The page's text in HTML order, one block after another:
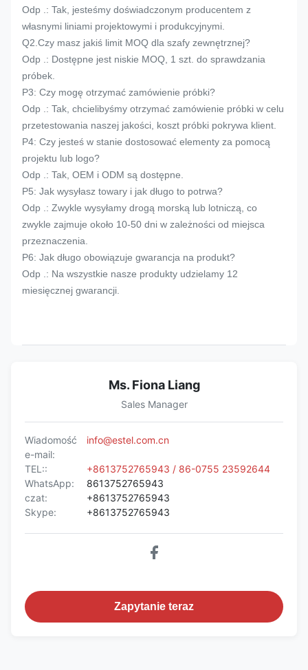
Odp .: Tak, jesteśmy doświadczonym producentem z
własnymi liniami projektowymi i produkcyjnymi.
Q2.Czy masz jakiś limit MOQ dla szafy zewnętrznej?
Odp .: Dostępne jest niskie MOQ, 1 szt. do sprawdzania
próbek.
P3: Czy mogę otrzymać zamówienie próbki?
Odp .: Tak, chcielibyśmy otrzymać zamówienie próbki w celu
przetestowania naszej jakości, koszt próbki pokrywa klient.
P4: Czy jesteś w stanie dostosować elementy za pomocą
projektu lub logo?
Odp .: Tak, OEM i ODM są dostępne.
P5: Jak wysyłasz towary i jak długo to potrwa?
Odp .: Zwykle wysyłamy drogą morską lub lotniczą, co
zwykle zajmuje około 10-50 dni w zależności od miejsca
przeznaczenia.
P6: Jak długo obowiązuje gwarancja na produkt?
Odp .: Na wszystkie nasze produkty udzielamy 12
miesięcznej gwarancji.
Ms. Fiona Liang
Sales Manager
Wiadomość
e-mail:
info@estel.com.cn
TEL::
+8613752765943 / 86-0755 23592644
WhatsApp:
8613752765943
czat:
+8613752765943
Skype:
+8613752765943
Zapytanie teraz